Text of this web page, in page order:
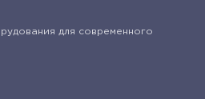
для современного